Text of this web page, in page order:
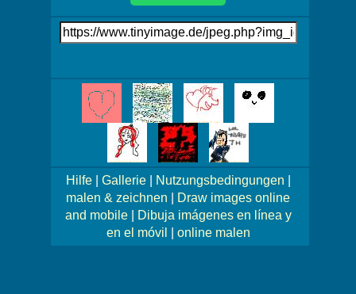
Link
auf's
Bilder!
Hilfe| Gallerie| Nutzungsbedingungen
malen & zeichnen
Draw images online
and mobile|
Dibuja imágenes en línea y
en el móvil
online malen